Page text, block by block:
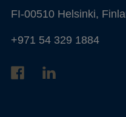
FI-00510 Helsinki,
+971 54 329 1884